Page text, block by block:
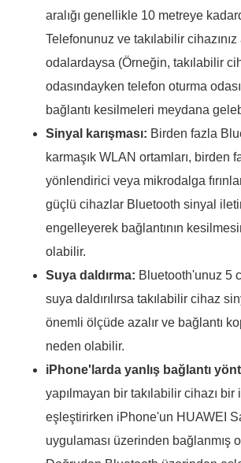
aralığı genellikle 10 metreye
Telefonunuz ve takılabilir cihazınız
odalardaysa (Örneğin, takılabilir
odasındayken telefon oturma
bağlantı kesilmeleri meydana
Sinyal karışması: Birden fazla
karmaşık WLAN ortamları, birden
yönlendirici veya mikrodalga
güçlü cihazlar Bluetooth sinyal
engelleyerek bağlantının
olabilir.
Suya daldırma: Bluetooth'unuz 5
suya daldırılırsa takılabilir cihaz
önemli ölçüde azalır ve bağlantı
neden olabilir.
iPhone'larda yanlış bağlantı
yapılmayan bir takılabilir cihazı
eşleştirirken iPhone'un HUAWEI
uygulaması üzerinden bağlanmış